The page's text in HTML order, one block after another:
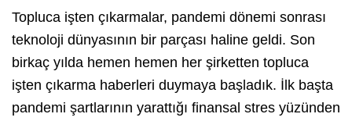
Topluca işten çıkarmalar, pandemi dönemi sonrası
teknoloji dünyasının bir parçası haline geldi. Son
birkaç yılda hemen hemen her şirketten topluca
işten çıkarma haberleri duymaya başladık. İlk başta
pandemi şartlarının yarattığı finansal stres yüzünden